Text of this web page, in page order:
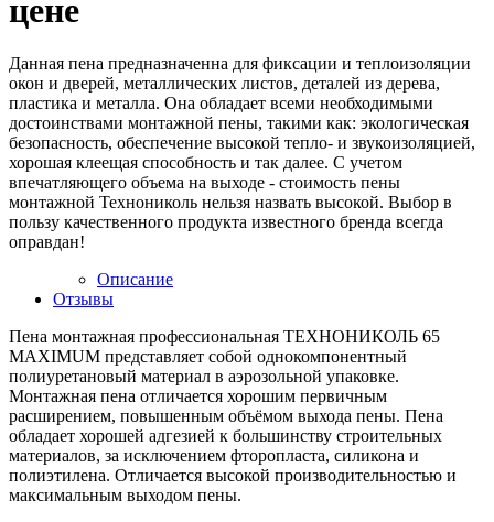
цене
Данная пена предназначенна для фиксации и теплоизоляции
окон и дверей, металлических листов, деталей из дерева,
пластика и металла. Она обладает всеми необходимыми
достоинствами монтажной пены, такими как: экологическая
безопасность, обеспечение высокой тепло- и звукоизоляцией,
хорошая клеещая способность и так далее. С учетом
впечатляющего объема на выходе - стоимость пены
монтажной Технониколь нельзя назвать высокой. Выбор в
пользу качественного продукта известного бренда всегда
оправдан!
Описание
Отзывы
Пена монтажная профессиональная ТЕХНОНИКОЛЬ 65
MAXIMUM представляет собой однокомпонентный
полиуретановый материал в аэрозольной упаковке.
Монтажная пена отличается хорошим первичным
расширением, повышенным объёмом выхода пены. Пена
обладает хорошей адгезией к большинству строительных
материалов, за исключением фторопласта, силикона и
полиэтилена. Отличается высокой производительностью и
максимальным выходом пены.